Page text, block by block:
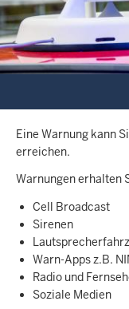
Eine Warnung kann
erreichen.
Warnungen erhalten
Cell Broadcast
Sirenen
Warn-Apps z.B.
Radio und
Soziale Medien